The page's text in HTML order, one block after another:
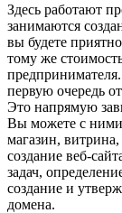
Здесь работают
занимаются
вы будете
тому же
первую очередь
Это напрямую
Вы можете с ними
магазин, витрина,
создание веб-
задач,
создание и
домена.